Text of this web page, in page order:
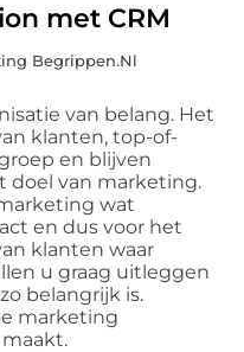
met CRM
Begrippen.nl
van belang. Het
klanten, top-of-
en blijven
doel van marketing.
wat
en dus voor het
klanten waar
u graag uitleggen
belangrijk is.
marketing